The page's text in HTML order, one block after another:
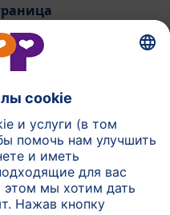
HiPP Детское питание
HiPP Беременность
пользования